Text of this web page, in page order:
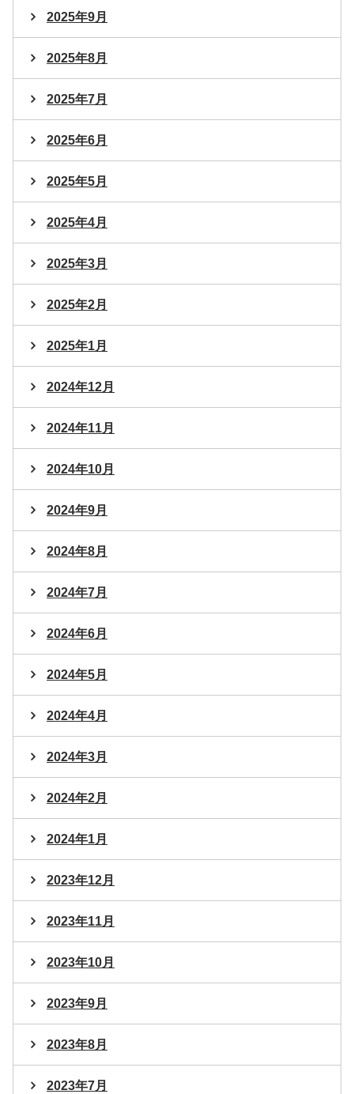
2025年9月
2025年8月
2025年7月
2025年6月
2025年5月
2025年4月
2025年3月
2025年2月
2025年1月
2024年12月
2024年11月
2024年10月
2024年9月
2024年8月
2024年7月
2024年6月
2024年5月
2024年4月
2024年3月
2024年2月
2024年1月
2023年12月
2023年11月
2023年10月
2023年9月
2023年8月
2023年7月